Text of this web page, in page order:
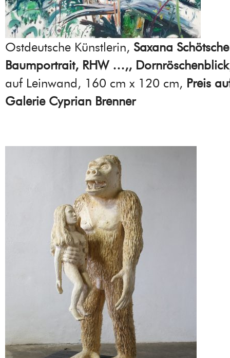
Ostdeutsche Künstlerin, Saxana
Baumportrait, RHW …,, Dornröschenblick
auf Leinwand, 160 cm x 120 cm, Preis
Galerie Cyprian Brenner